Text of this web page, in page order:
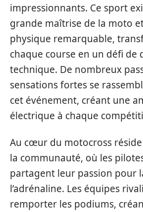
impressionnants. Ce sport
grande maîtrise de la moto
physique remarquable,
chaque course en un défi de
technique. De nombreux
sensations fortes se
cet événement, créant une
électrique à chaque
Au cœur du motocross
la communauté, où les
partagent leur passion pour
l’adrénaline. Les équipes
remporter les podiums,